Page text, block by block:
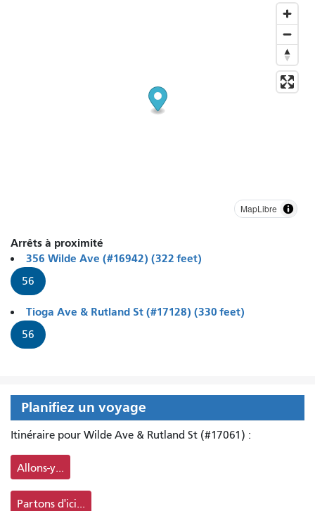
MapLibre
Arrêts à proximité
356 Wilde Ave (#16942) (322 feet)
56
Tioga Ave & Rutland St (#17128) (330 feet)
56
Planifiez un voyage
Itinéraire pour Wilde Ave & Rutland St (#17061) :
Allons-y...
Partons d'ici...